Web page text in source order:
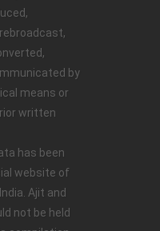
by
means or
written
has been
website of
Ajit and
not be held